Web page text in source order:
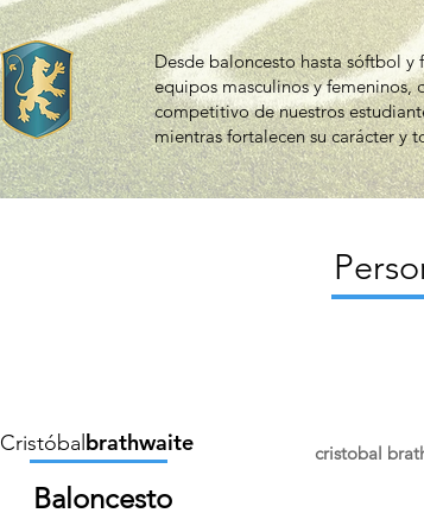
Desde baloncesto hasta sóftbol
equipos masculinos y femeninos,
competitivo de nuestros
mientras fortalecen su carácter y
Cristóbal brathwaite
Baloncesto
cristobal